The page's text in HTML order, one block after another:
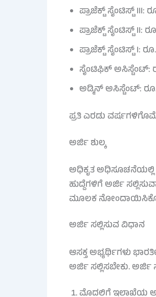
ಪ್ರಾಜೆಕ್ಟ್ ಸೈಂಟಿಸ್ಟ್ III:
ಪ್ರಾಜೆಕ್ಟ್ ಸೈಂಟಿಸ್ಟ್ II:
ಪ್ರಾಜೆಕ್ಟ್ ಸೈಂಟಿಸ್ಟ್ I:
ಸೈಂಟಿಫಿಕ್ ಅಸಿಸ್ಟೆಂಟ್:
ಅಡ್ಮಿನ್ ಅಸಿಸ್ಟೆಂಟ್: ರೂ.
ಪ್ರತಿ ಎರಡು
ಅರ್ಜಿ ಶುಲ್ಕ
ಅಧಿಕೃತ ಅಧಿಸೂಚನೆಯಲ್ಲಿ
ಹುದ್ದೆಗಳಿಗೆ ಅರ್ಜಿ
ಮೂಲಕ
ಅರ್ಜಿ ಸಲ್ಲಿಸುವ ವಿಧಾನ
ಆಸಕ್ತ ಅಭ್ಯರ್ಥಿಗಳು
ಅರ್ಜಿ ಸಲ್ಲಿಸಬೇಕು. ಅರ್ಜಿ
ಮೊದಲಿಗೆ ಇಲಾಖೆಯ